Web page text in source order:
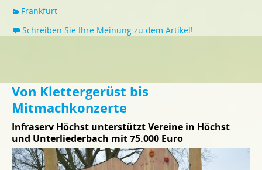
Frankfurt
Schreiben Sie Ihre Meinung zu dem Artikel!
Von Klettergerüst bis
Mitmachkonzerte
Infraserv Höchst unterstützt Vereine in Höchst
und Unterliederbach mit 75.000 Euro